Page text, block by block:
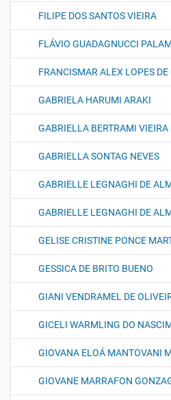
FILIPE DOS SANTOS VIEIRA
FLÁVIO GUADAGNUCCI
FRANCISMAR ALEX LOPES DE
GABRIELA HARUMI ARAKI
GABRIELLA BERTRAMI VIEIRA
GABRIELLA SONTAG NEVES
GABRIELLE LEGNAGHI DE
GABRIELLE LEGNAGHI DE
GELISE CRISTINE PONCE
GESSICA DE BRITO BUENO
GIANI VENDRAMEL DE
GICELI WARMLING DO
GIOVANA ELOÁ MANTOVANI
GIOVANE MARRAFON